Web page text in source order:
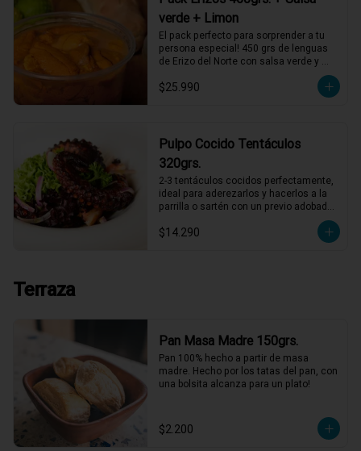
verde + Limon
El pack perfecto para sorprender a tu
persona especial! 450 grs de lenguas
de Erizo del Norte con salsa verde y
$25.990
Pulpo Cocido Tentáculos
320grs.
2-3 tentáculos cocidos perfectamente,
ideal para aderezarlos y hacerlos a la
parrilla o sartén con un previo adobado,
alguna salsa mayonesa
$14.290
Terraza
Pan Masa Madre 150grs.
Pan 100% hecho a partir de masa
madre. Hecho por los tatas del pan, con
una bolsita alcanza para un plato!
$2.200